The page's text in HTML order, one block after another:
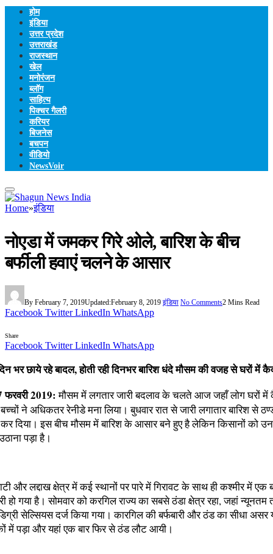
होम
इंडिया
उत्तर प्रदेश
उत्तराखंड
राजस्थान
खेल
मनोरंजन
ब्लॉग
साहित्य
पिक्चर गैलरी
करियर
बिजनेस
बचपन
वीडियो
NewsVoir
Home»इंडिया
नोएडा में जमकर गिरे ओले, बारिश के बीच
बर्फीली हवाएं चलने के आसार
By February 7, 2019Updated:February 8, 2019 इंडिया No Comments2 Mins Read
Facebook Twitter LinkedIn WhatsApp
Share
Facebook Twitter LinkedIn WhatsApp
भर छाये रहे बादल, होती रही दिनभर बारिश धंदे मौसम की वजह से घरों में
2019:मौसम में लगतार जारी बदलाव के चलते आज जहाँ लोग घरों में
ने अधिकतर रेनीडे मना लिया। बुधवार रात से जारी लगातार बारिश से
कर दिया। इस बीच मौसम में बारिश के आसार बने हुए है लेकिन किसानों को
पड़ा है।
और लद्दाख क्षेत्र में कई स्थानों पर पारे में गिरावट के साथ ही कश्मीर में एक
हो गया है। सोमवार को करगिल राज्य का सबसे ठंडा क्षेत्र रहा, जहां न्यूनतम
सेल्सियस दर्ज किया गया। कारगिल की बर्फबारी और ठंड का सीधा असर
में पड़ा और यहां एक बार फिर से ठंड लौट आयी।